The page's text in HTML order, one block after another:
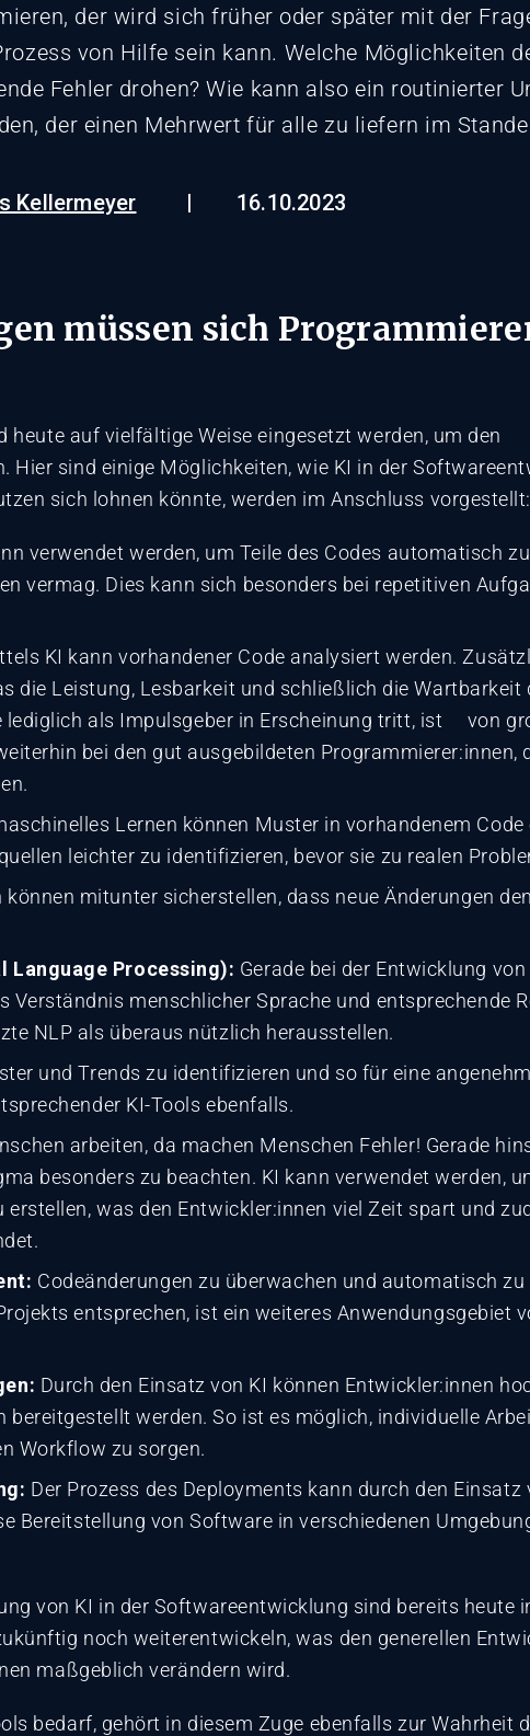
der wird sich früher oder später mit der
von Hilfe sein kann. Welche Möglichkeiten
Fehler drohen? Wie kann also ein routinierter
der einen Mehrwert für alle zu liefern im
Kellermeyer 16.10.2023
müssen sich
auf vielfältige Weise eingesetzt werden, um den
sind einige Möglichkeiten, wie KI in der
sich lohnen könnte, werden im Anschluss vorgestellt:
verwendet werden, um Teile des Codes automatisch
vermag. Dies kann sich besonders bei repetitiven
KI kann vorhandener Code analysiert werden.
die Leistung, Lesbarkeit und schließlich die Wartbarkeit
lediglich als Impulsgeber in Erscheinung tritt, ist von
bei den gut ausgebildeten Programmierer:innen,
Lernen können Muster in vorhandenem
leichter zu identifizieren, bevor sie zu realen
können mitunter sicherstellen, dass neue Änderungen
Language Processing): Gerade bei der Entwicklung
Verständnis menschlicher Sprache und entsprechende
NLP als überaus nützlich herausstellen.
und Trends zu identifizieren und so für eine
KI-Tools ebenfalls.
arbeiten, da machen Menschen Fehler! Gerade
besonders zu beachten. KI kann verwendet werden,
was den Entwickler:innen viel Zeit spart und
Codeänderungen zu überwachen und automatisch zu
entsprechen, ist ein weiteres Anwendungsgebiet
Durch den Einsatz von KI können Entwickler:innen
werden. So ist es möglich, individuelle
Workflow zu sorgen.
Der Prozess des Deployments kann durch den Einsatz
Bereitstellung von Software in verschiedenen
von KI in der Softwareentwicklung sind bereits heute
noch weiterentwickeln, was den generellen
maßgeblich verändern wird.
bedarf, gehört in diesem Zuge ebenfalls zur Wahrheit